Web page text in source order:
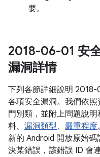
要。
2018-06-01 安
漏洞詳情
下列各節詳細說明
各項安全漏洞。我們依
門別類，並附上問題說
料、 漏洞類型、 嚴重程度
新的 Android 開放原始
決某錯誤，該錯誤 ID 會